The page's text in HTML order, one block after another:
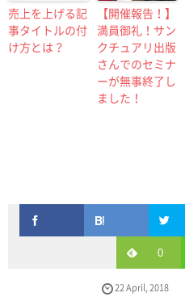
売上を上げる記
事タイトルの付
け方とは？
【開催報告！】
満員御礼！サン
クチュアリ出版
さんでのセミナ
ーが無事終了し
ました！
0
22April,2018